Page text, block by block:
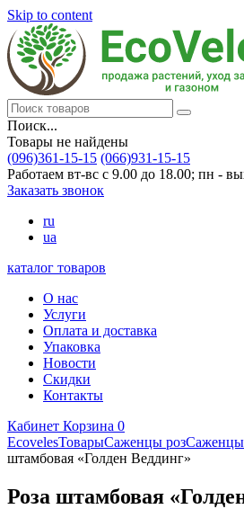
Skip to content
Поиск...
Товары не найдены
(096)361-15-15 (066)931-15-15
Работаем вт-вс с 9.00 до 18.00; пн -
Заказать звонок
ru
ua
каталог товаров
О нас
Услуги
Оплата и доставка
Упаковка
Новости
Скидки
Контакты
Кабинет Корзина 0
EcovelesТоварыСаженцы розСаженцы
штамбовая «Голден Веддинг»
Роза штамбовая